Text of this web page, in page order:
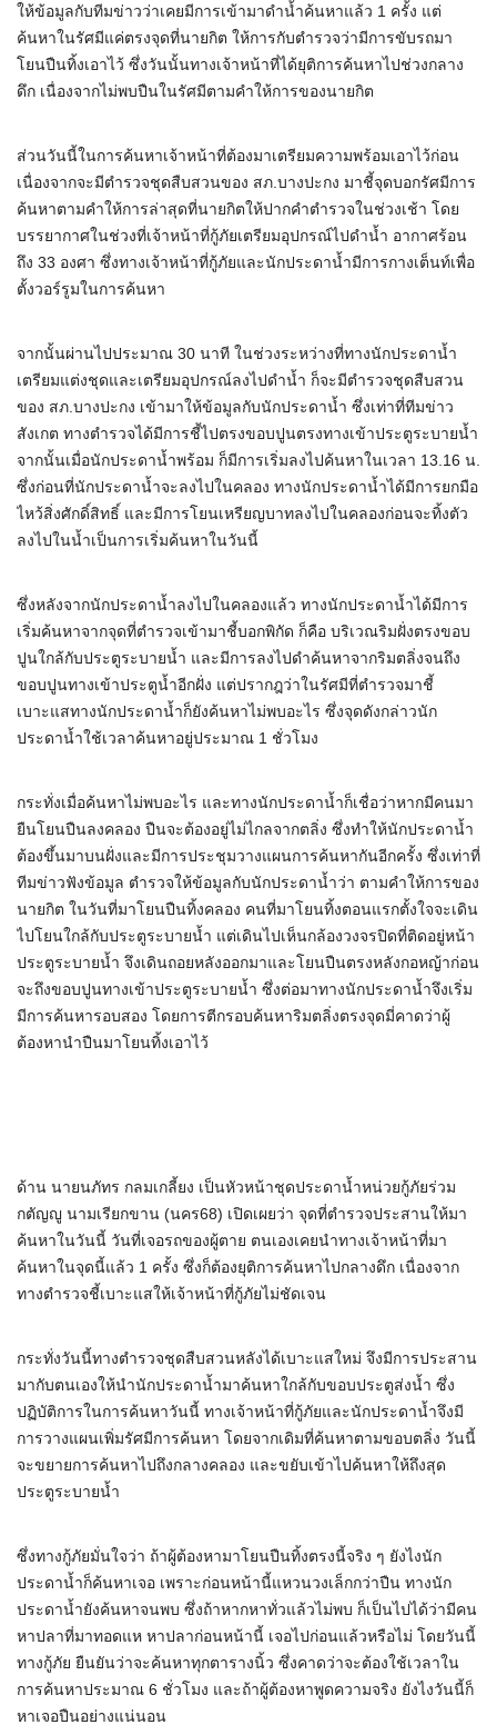
ให้ข้อมูลกับทีมข่าวว่าเคยมีการเข้ามาดำน้ำค้นหาแล้ว 1 ครั้ง แต่
ค้นหาในรัศมีแค่ตรงจุดที่นายกิต ให้การกับตำรวจว่ามีการขับรถมา
โยนปืนทิ้งเอาไว้ ซึ่งวันนั้นทางเจ้าหน้าที่ได้ยุติการค้นหาไปช่วงกลาง
ดึก เนื่องจากไม่พบปืนในรัศมีตามคำให้การของนายกิต
ส่วนวันนี้ในการค้นหาเจ้าหน้าที่ต้องมาเตรียมความพร้อมเอาไว้ก่อน
เนื่องจากจะมีตำรวจชุดสืบสวนของ สภ.บางปะกง มาชี้จุดบอกรัศมีการ
ค้นหาตามคำให้การล่าสุดที่นายกิตให้ปากคำตำรวจในช่วงเช้า โดย
บรรยากาศในช่วงที่เจ้าหน้าที่กู้ภัยเตรียมอุปกรณ์ไปดำน้ำ อากาศร้อน
ถึง 33 องศา ซึ่งทางเจ้าหน้าที่กู้ภัยและนักประดาน้ำมีการกางเต็นท์เพื่อ
ตั้งวอร์รูมในการค้นหา
จากนั้นผ่านไปประมาณ 30 นาที ในช่วงระหว่างที่ทางนักประดาน้ำ
เตรียมแต่งชุดและเตรียมอุปกรณ์ลงไปดำน้ำ ก็จะมีตำรวจชุดสืบสวน
ของ สภ.บางปะกง เข้ามาให้ข้อมูลกับนักประดาน้ำ ซึ่งเท่าที่ทีมข่าว
สังเกต ทางตำรวจได้มีการชี้ไปตรงขอบปูนตรงทางเข้าประตูระบายน้ำ
จากนั้นเมื่อนักประดาน้ำพร้อม ก็มีการเริ่มลงไปค้นหาในเวลา 13.16 น.
ซึ่งก่อนที่นักประดาน้ำจะลงไปในคลอง ทางนักประดาน้ำได้มีการยกมือ
ไหว้สิ่งศักดิ์สิทธิ์ และมีการโยนเหรียญบาทลงไปในคลองก่อนจะทิ้งตัว
ลงไปในน้ำเป็นการเริ่มค้นหาในวันนี้
ซึ่งหลังจากนักประดาน้ำลงไปในคลองแล้ว ทางนักประดาน้ำได้มีการ
เริ่มค้นหาจากจุดที่ตำรวจเข้ามาชี้บอกพิกัด ก็คือ บริเวณริมฝั่งตรงขอบ
ปูนใกล้กับประตูระบายน้ำ และมีการลงไปดำค้นหาจากริมตลิ่งจนถึง
ขอบปูนทางเข้าประตูน้ำอีกฝั่ง แต่ปรากฎว่าในรัศมีที่ตำรวจมาชี้
เบาะแสทางนักประดาน้ำก็ยังค้นหาไม่พบอะไร ซึ่งจุดดังกล่าวนัก
ประดาน้ำใช้เวลาค้นหาอยู่ประมาณ 1 ชั่วโมง
กระทั่งเมื่อค้นหาไม่พบอะไร และทางนักประดาน้ำก็เชื่อว่าหากมีคนมา
ยืนโยนปืนลงคลอง ปืนจะต้องอยู่ไม่ไกลจากตลิ่ง ซึ่งทำให้นักประดาน้ำ
ต้องขึ้นมาบนฝั่งและมีการประชุมวางแผนการค้นหากันอีกครั้ง ซึ่งเท่าที่
ทีมข่าวฟังข้อมูล ตำรวจให้ข้อมูลกับนักประดาน้ำว่า ตามคำให้การของ
นายกิต ในวันที่มาโยนปืนทิ้งคลอง คนที่มาโยนทิ้งตอนแรกตั้งใจจะเดิน
ไปโยนใกล้กับประตูระบายน้ำ แต่เดินไปเห็นกล้องวงจรปิดที่ติดอยู่หน้า
ประตูระบายน้ำ จึงเดินถอยหลังออกมาและโยนปืนตรงหลังกอหญ้าก่อน
จะถึงขอบปูนทางเข้าประตูระบายน้ำ ซึ่งต่อมาทางนักประดาน้ำจึงเริ่ม
มีการค้นหารอบสอง โดยการตีกรอบค้นหาริมตลิ่งตรงจุดมี่คาดว่าผู้
ต้องหานำปืนมาโยนทิ้งเอาไว้
ด้าน นายนภัทร กลมเกลี้ยง เป็นหัวหน้าชุดประดาน้ำหน่วยกู้ภัยร่วม
กตัญญู นามเรียกขาน (นคร68) เปิดเผยว่า จุดที่ตำรวจประสานให้มา
ค้นหาในวันนี้ วันที่เจอรถของผู้ตาย ตนเองเคยนำทางเจ้าหน้าที่มา
ค้นหาในจุดนี้แล้ว 1 ครั้ง ซึ่งก็ต้องยุติการค้นหาไปกลางดึก เนื่องจาก
ทางตำรวจชี้เบาะแสให้เจ้าหน้าที่กู้ภัยไม่ชัดเจน
กระทั่งวันนี้ทางตำรวจชุดสืบสวนหลังได้เบาะแสใหม่ จึงมีการประสาน
มากับตนเองให้นำนักประดาน้ำมาค้นหาใกล้กับขอบประตูส่งน้ำ ซึ่ง
ปฏิบัติการในการค้นหาวันนี้ ทางเจ้าหน้าที่กู้ภัยและนักประดาน้ำจึงมี
การวางแผนเพิ่มรัศมีการค้นหา โดยจากเดิมที่ค้นหาตามขอบตลิ่ง วันนี้
จะขยายการค้นหาไปถึงกลางคลอง และขยับเข้าไปค้นหาให้ถึงสุด
ประตูระบายน้ำ
ซึ่งทางกู้ภัยมั่นใจว่า ถ้าผู้ต้องหามาโยนปืนทิ้งตรงนี้จริง ๆ ยังไงนัก
ประดาน้ำก็ค้นหาเจอ เพราะก่อนหน้านี้แหวนวงเล็กกว่าปืน ทางนัก
ประดาน้ำยังค้นหาจนพบ ซึ่งถ้าหากหาทั่วแล้วไม่พบ ก็เป็นไปได้ว่ามีคน
หาปลาที่มาทอดแห หาปลาก่อนหน้านี้ เจอไปก่อนแล้วหรือไม่ โดยวันนี้
ทางกู้ภัย ยืนยันว่าจะค้นหาทุกตารางนิ้ว ซึ่งคาดว่าจะต้องใช้เวลาใน
การค้นหาประมาณ 6 ชั่วโมง และถ้าผู้ต้องหาพูดความจริง ยังไงวันนี้ก็
หาเจอปืนอย่างแน่นอน